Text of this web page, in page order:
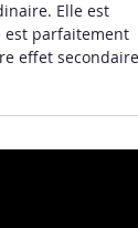
Elle est
effet secondaire.